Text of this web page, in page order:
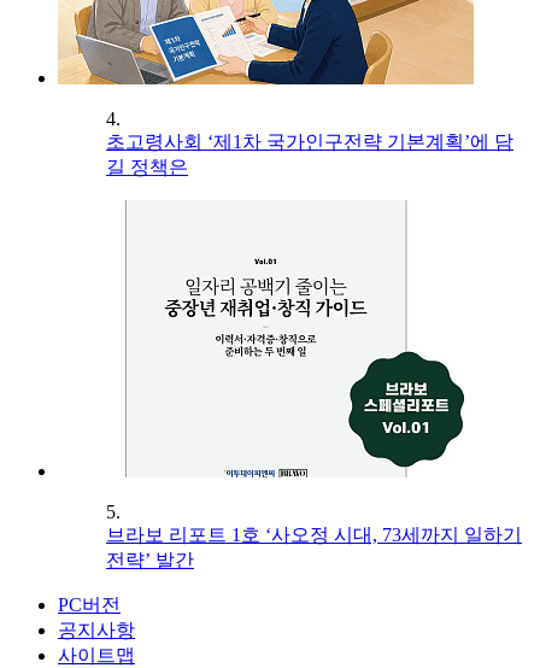
4.
초고령사회 ‘제1차 국가인구전략 기본계획’에 담
길 정책은
5.
브라보 리포트 1호 ‘사오정 시대, 73세까지 일하기
전략’ 발간
PC버전
공지사항
사이트맵